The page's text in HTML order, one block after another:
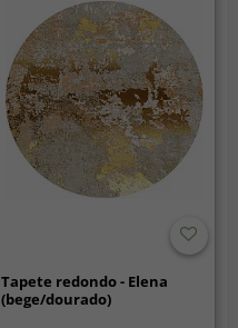
Tapete redondo - Elena
(bege/dourado)